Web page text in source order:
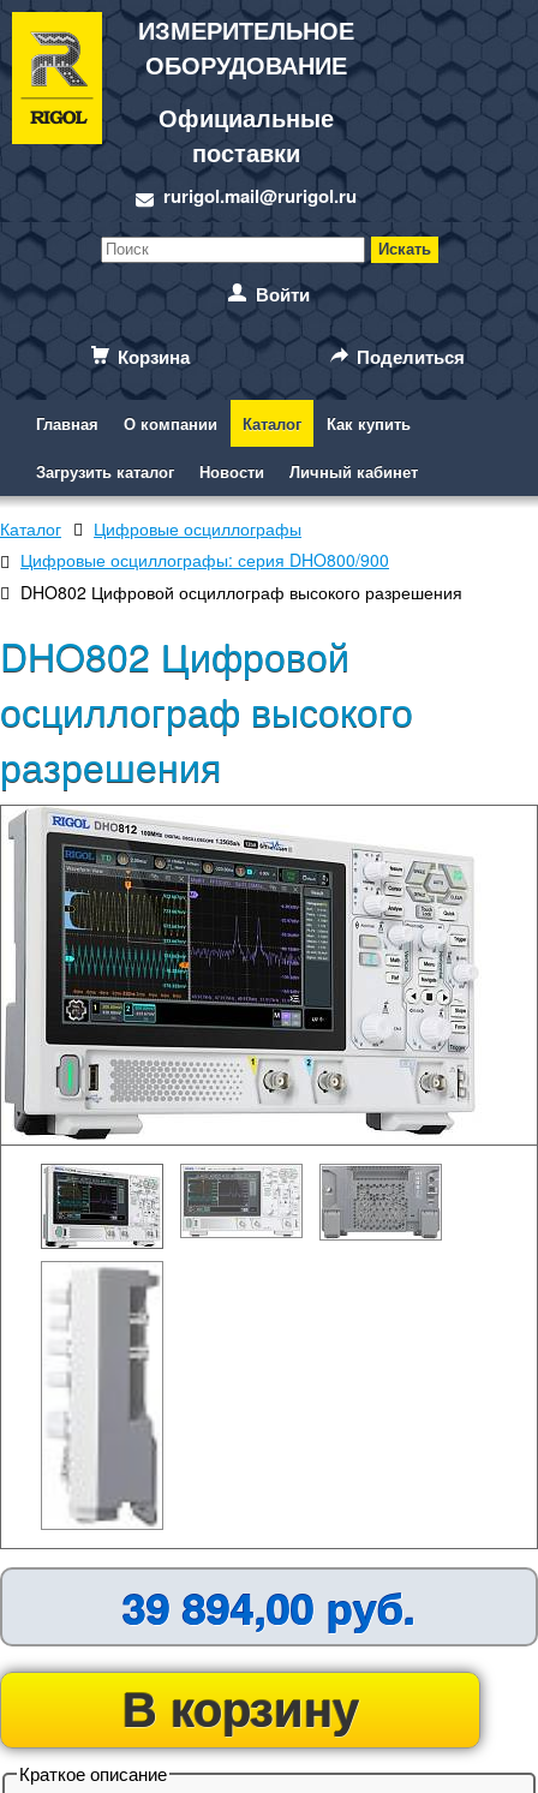
ИЗМЕРИТЕЛЬНОЕ
ОБОРУДОВАНИЕ
Официальные
поставки
rurigol.mail@rurigol.ru
Войти
Корзина Поделиться
Главная О компании Каталог Как купить
Загрузить каталог Новости Личный кабинет
Каталог
Цифровые осциллографы
Цифровые осциллографы: серия DHO800/900
DHO802 Цифровой осциллограф высокого разрешения
DHO802 Цифровой
осциллограф высокого
разрешения
39 894,00 руб.
В корзину
Краткое описание